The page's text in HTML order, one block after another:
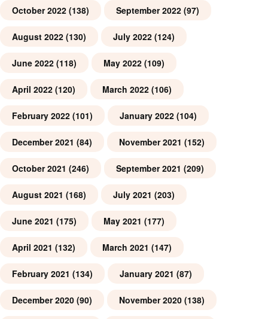
October 2022 (138) September 2022 (97)
August 2022 (130) July 2022 (124)
June 2022 (118) May 2022 (109)
April 2022 (120) March 2022 (106)
February 2022 (101) January 2022 (104)
December 2021 (84) November 2021 (152)
October 2021 (246) September 2021 (209)
August 2021 (168) July 2021 (203)
June 2021 (175) May 2021 (177)
April 2021 (132) March 2021 (147)
February 2021 (134) January 2021 (87)
December 2020 (90) November 2020 (138)